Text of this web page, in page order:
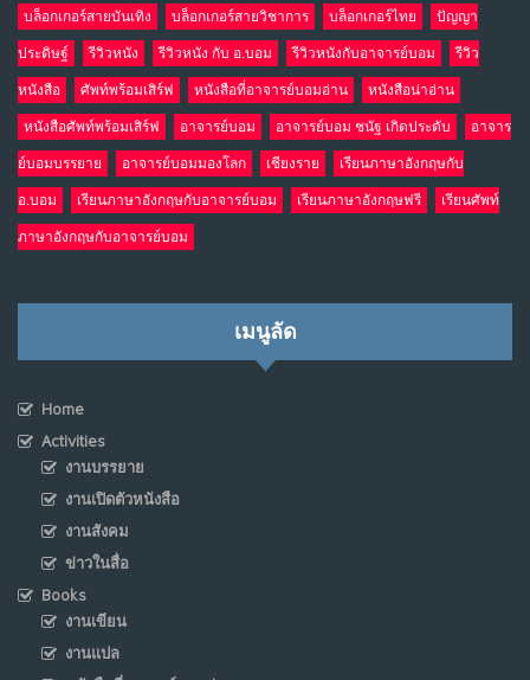
บล็อกเกอร์สายบันเทิง บล็อกเกอร์สายวิชาการ บล็อกเกอร์ไทย ปัญญา
ประดิษฐ์ รีวิวหนัง รีวิวหนัง กับ อ.บอม รีวิวหนังกับอาจารย์บอม รีวิว
หนังสือ ศัพท์พร้อมเสิร์ฟ หนังสือที่อาจารย์บอมอ่าน หนังสือน่าอ่าน
หนังสือศัพท์พร้อมเสิร์ฟ อาจารย์บอม อาจารย์บอม ชนัฐ เกิดประดับ อาจาร
ย์บอมบรรยาย อาจารย์บอมมองโลก เชียงราย เรียนภาษาอังกฤษกับ
อ.บอม เรียนภาษาอังกฤษกับอาจารย์บอม เรียนภาษาอังกฤษฟรี เรียนศัพท์
ภาษาอังกฤษกับอาจารย์บอม
เมนูลัด
Home
Activities
งานบรรยาย
งานเปิดตัวหนังสือ
งานสังคม
ข่าวในสื่อ
Books
งานเขียน
งานแปล